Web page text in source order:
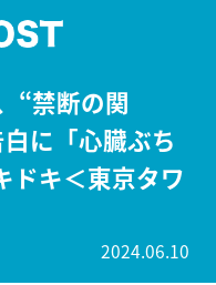
“禁断の関
に「心臓ぶち
ドキ＜東京タワ
2024.06.10